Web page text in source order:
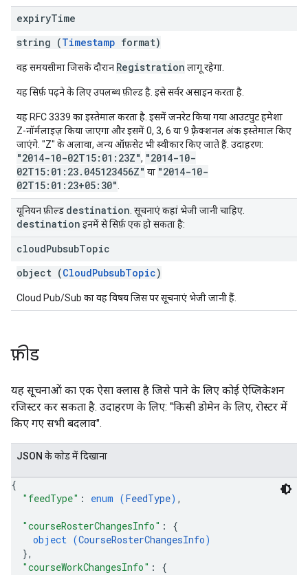
expiryTime
string (Timestamp format)
वह समयसीमा जिसके दौरान Registration लागू रहेगा.
यह सिर्फ़ पढ़ने के लिए उपलब्ध फ़ील्ड है. इसे सर्वर असाइन करता है.
यह RFC 3339 का इस्तेमाल करता है. इसमें जनरेट किया गया आउटपुट हमेशा
Z-नॉर्मलाइज़ किया जाएगा और इसमें 0, 3, 6 या 9 फ़्रैक्शनल अंक इस्तेमाल किए
जाएंगे. "Z" के अलावा, अन्य ऑफ़सेट भी स्वीकार किए जाते हैं. उदाहरण:
"2014-10-02T15:01:23Z", "2014-10-
02T15:01:23.045123456Z" या "2014-10-
02T15:01:23+05:30"
यूनियन फ़ील्ड destination . सूचनाएं कहां भेजी जानी चाहिए.
destination इनमें से सिर्फ़ एक हो सकता है:
cloudPubsubTopic
object (CloudPubsubTopic)
Cloud Pub/Sub का वह विषय जिस पर सूचनाएं भेजी जानी हैं.
फ़ीड
यह सूचनाओं का एक ऐसा क्लास है जिसे पाने के लिए कोई ऐप्लिकेशन
रजिस्टर कर सकता है. उदाहरण के लिए: "किसी डोमेन के लिए, रोस्टर में
किए गए सभी बदलाव".
JSON के काेड में दिखाना
{
"feedType" : enum (FeedType) ,
"courseRosterChangesInfo" : {
object (CourseRosterChangesInfo)
},
"courseWorkChangesInfo" : {